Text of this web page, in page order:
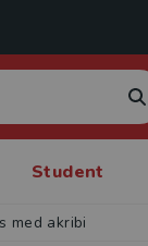
Student
med akribi